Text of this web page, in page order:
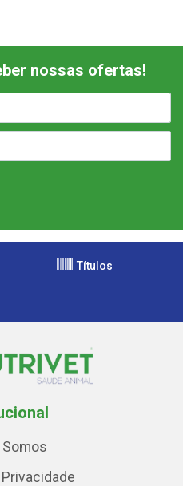
nossas ofertas!
Títulos
Somos